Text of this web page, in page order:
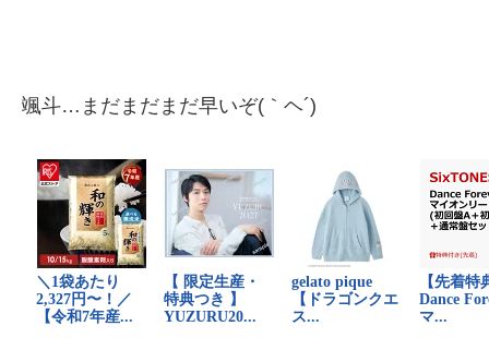
颯斗…まだまだまだ早いぞ(｀ヘ´)